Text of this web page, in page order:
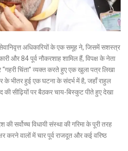
अधिकारियों के एक समूह ने, जिसमें सशस्त्र
और 84 पूर्व नौकरशाह शामिल हैं, विपक्ष के नेता
चिंता” व्यक्त करते हुए एक खुला पत्र लिखा
के भीतर हुई एक घटना के संदर्भ में है, जहाँ राहुल
की सीढ़ियों पर बैठकर चाय-बिस्कुट पीते हुए देखा
सर्वोच्च विधायी संस्था की गरिमा के पूरी तरह
करने वालों में चार पूर्व राजदूत और कई वरिष्ठ